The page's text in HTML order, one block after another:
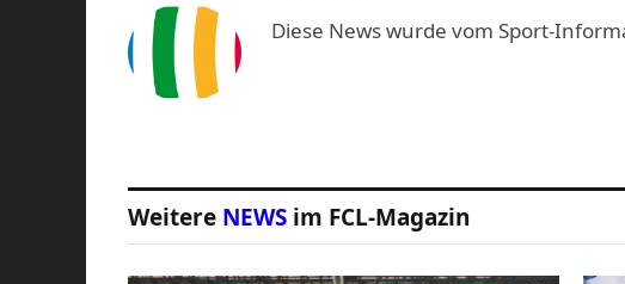
Diese News wurde vom Sport-
Weitere NEWS im FCL-Magazin